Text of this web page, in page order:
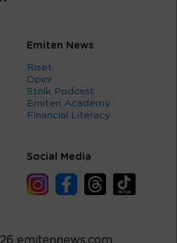
Emiten News
Riset
Opini
Stolk Podcast
Emiten Academy
Financial Literacy
Social Media
emitennews.com